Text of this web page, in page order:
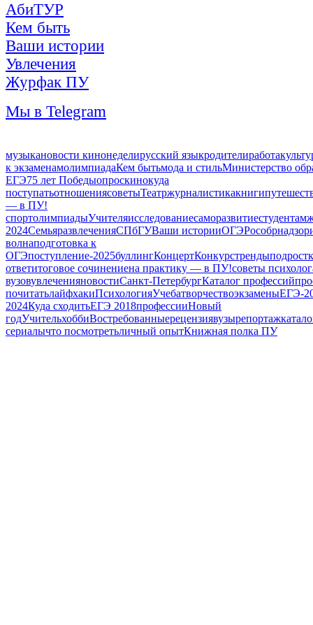
АбиТУР
Кем быть
Ваши истории
Увлечения
Журфак ПУ
Мы в Telegram
музыкановости кинонеделирусский языкродителиработа
к экзаменамолимпиадаКем бытьмода и стильМинистерство
ЕГЭ75 лет Победыопроскинокуда
поступатьотношениясоветыТеатржурналистикакниги
— в ПУ!
спортолимпиадыУчителяисследованиесаморазвитиестудентам
2024СемьяразвлеченияСПбГУВаши историиОГЭРособрнадзор
волнаподготовка к
ОГЭпоступление-2025буллингКонцертКонкурстренды
ответитоговое сочинениена практику — в ПУ!советы
вузовувлеченияновостиСанкт-ПетербургКаталог профессий
почитатьлайфхакиПсихологияУчебатворчествоэкзаменыЕГЭ-
2024Куда сходитьЕГЭ 2018профессииНовый
годУчительхоббиВостребованныерецензиявузырепортаж
сериалычто посмотретьличный опытКнижная полка ПУ